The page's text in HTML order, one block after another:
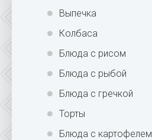
Выпечка
Колбаса
Блюда с рисом
Блюда с рыбой
Блюда с гречкой
Торты
Блюда с картофелем